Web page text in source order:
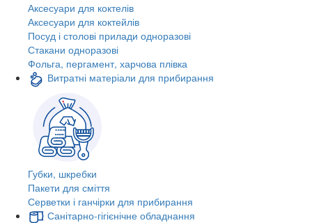
Аксесуари для коктелів
Аксесуари для коктейлів
Посуд і столові прилади одноразові
Стакани одноразові
Фольга, пергамент, харчова плівка
Витратні матеріали для прибирання
Губки, шкребки
Пакети для сміття
Серветки і ганчірки для прибирання
Санітарно-гігієнічне обладнання